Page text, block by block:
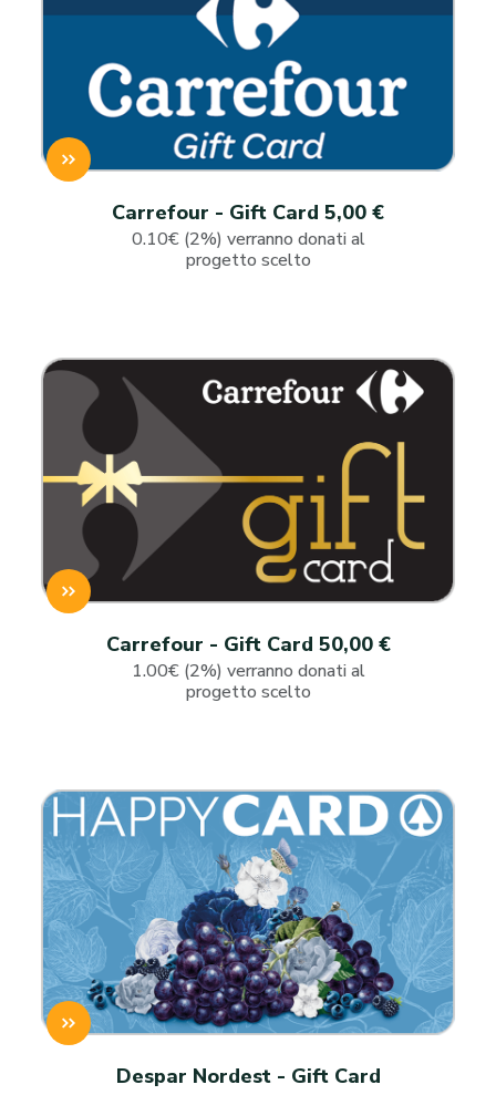
Carrefour - Gift Card 5,00 €
0.10€ (2%) verranno donati al
progetto scelto
Carrefour - Gift Card 50,00 €
1.00€ (2%) verranno donati al
progetto scelto
Despar Nordest - Gift Card